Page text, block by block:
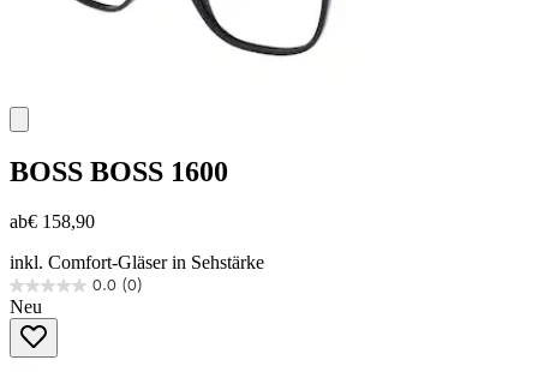
BOSS BOSS 1600
ab€ 158,90
inkl. Comfort-Gläser in Sehstärke
0.0 (0)
0.0
von
Sternen.
Neu